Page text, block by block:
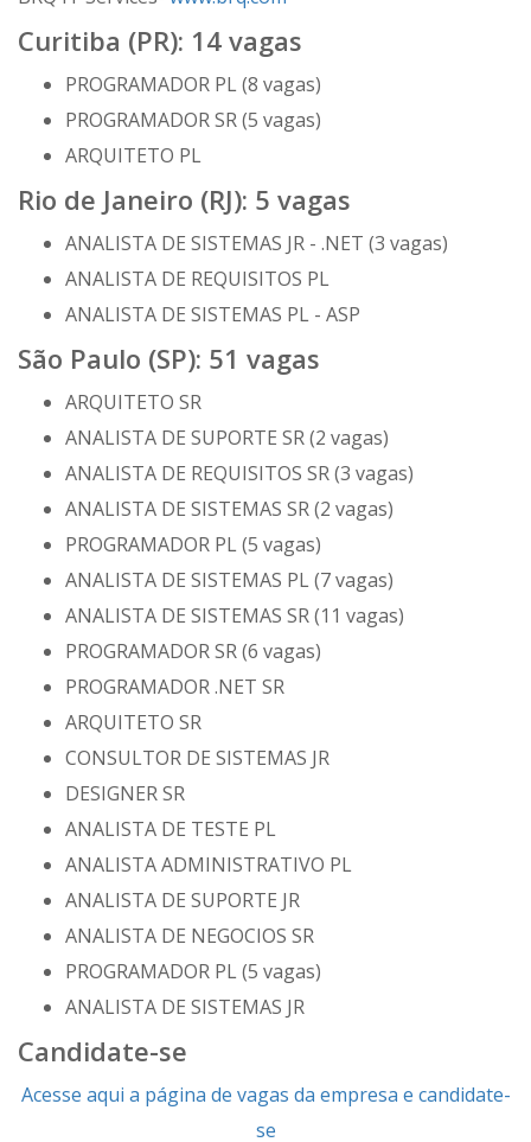
Curitiba (PR): 14 vagas
PROGRAMADOR PL (8 vagas)
PROGRAMADOR SR (5 vagas)
ARQUITETO PL
Rio de Janeiro (RJ): 5 vagas
ANALISTA DE SISTEMAS JR - .NET (3 vagas)
ANALISTA DE REQUISITOS PL
ANALISTA DE SISTEMAS PL - ASP
São Paulo (SP): 51 vagas
ARQUITETO SR
ANALISTA DE SUPORTE SR (2 vagas)
ANALISTA DE REQUISITOS SR (3 vagas)
ANALISTA DE SISTEMAS SR (2 vagas)
PROGRAMADOR PL (5 vagas)
ANALISTA DE SISTEMAS PL (7 vagas)
ANALISTA DE SISTEMAS SR (11 vagas)
PROGRAMADOR SR (6 vagas)
PROGRAMADOR .NET SR
ARQUITETO SR
CONSULTOR DE SISTEMAS JR
DESIGNER SR
ANALISTA DE TESTE PL
ANALISTA ADMINISTRATIVO PL
ANALISTA DE SUPORTE JR
ANALISTA DE NEGOCIOS SR
PROGRAMADOR PL (5 vagas)
ANALISTA DE SISTEMAS JR
Candidate-se
Acesse aqui a página de vagas da empresa e candidate-
se